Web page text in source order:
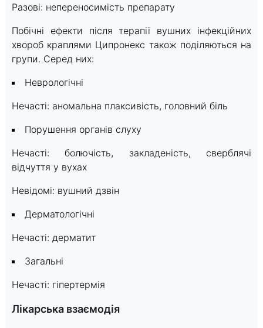
Разові: непереносимість препарату
Побічні ефекти після терапії вушних інфекційних
хвороб краплями Ципронекс також поділяються на
групи. Серед них:
Неврологічні
Нечасті: аномальна плаксивість, головний біль
Порушення органів слуху
Нечасті: болючість, закладеність, сверблячі
відчуття у вухах
Невідомі: вушний дзвін
Дерматологічні
Нечасті: дерматит
Загальні
Нечасті: гіпертермія
Лікарська взаємодія